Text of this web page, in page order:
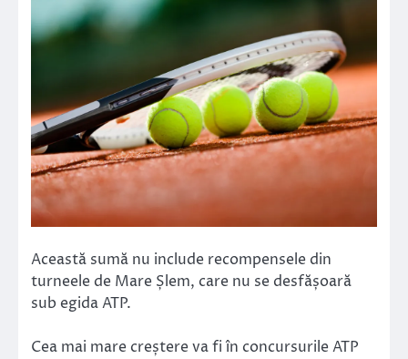
Această sumă nu include recompensele din
turneele de Mare Șlem, care nu se desfășoară
sub egida ATP.
Cea mai mare creștere va fi în concursurile ATP